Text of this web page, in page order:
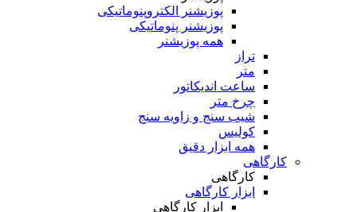
پوزیشنر الکتروپنوماتیکی
پوزیشنر پنوماتیکی
همه پوزیشنر
تراز
متر
ساعت اندیکاتور
چرخ متر
شیب سنج و زاویه سنج
کولیس
همه ابزار دقیق
کارگاهی
کارگاهی
ابزار کارگاهی
ابزار کارگاهی